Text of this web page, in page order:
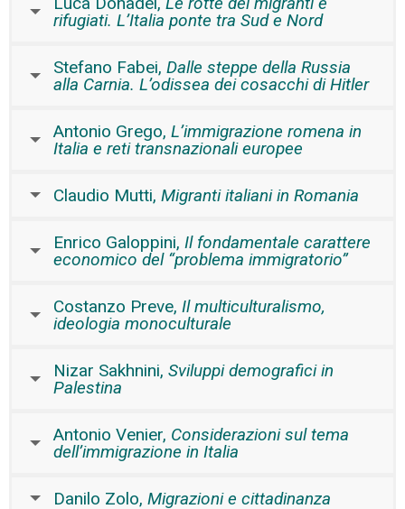
rifugiati. L’Italia ponte tra Sud e Nord
Stefano Fabei, Dalle steppe della Russia
alla Carnia. L’odissea dei cosacchi di Hitler
Antonio Grego, L’immigrazione romena in
Italia e reti transnazionali europee
Claudio Mutti, Migranti italiani in Romania
Enrico Galoppini, Il fondamentale carattere
economico del “problema immigratorio”
Costanzo Preve, Il multiculturalismo,
ideologia monoculturale
Nizar Sakhnini, Sviluppi demografici in
Palestina
Antonio Venier, Considerazioni sul tema
dell’immigrazione in Italia
Danilo Zolo, Migrazioni e cittadinanza